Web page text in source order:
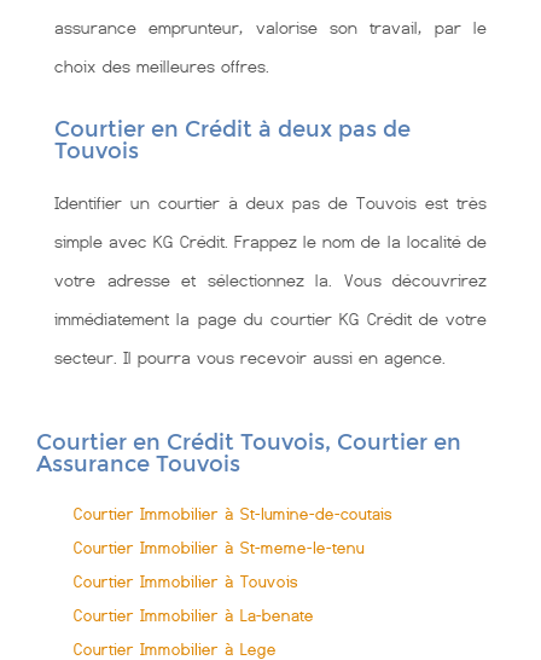
assurance emprunteur, valorise son travail, par le
choix des meilleures offres.
Courtier en Crédit à deux pas de
Touvois
Identifier un courtier à deux pas de Touvois est très
simple avec KG Crédit. Frappez le nom de la localité de
votre adresse et sélectionnez la. Vous découvrirez
immédiatement la page du courtier KG Crédit de votre
secteur. Il pourra vous recevoir aussi en agence.
Courtier en Crédit Touvois, Courtier en
Assurance Touvois
Courtier Immobilier à St-lumine-de-coutais
Courtier Immobilier à St-meme-le-tenu
Courtier Immobilier à Touvois
Courtier Immobilier à La-benate
Courtier Immobilier à Lege